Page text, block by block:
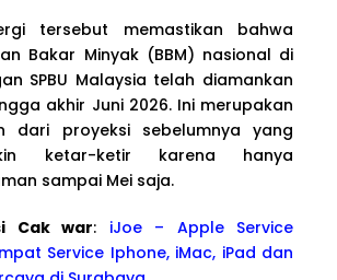
tersebut memastikan bahwa
Bakar Minyak (BBM) nasional di
SPBU Malaysia telah diamankan
akhir Juni 2026. Ini merupakan
dari proyeksi sebelumnya yang
ketar-ketir karena hanya
sampai Mei saja.
Cak war: iJoe – Apple Service
Service Iphone, iMac, iPad dan